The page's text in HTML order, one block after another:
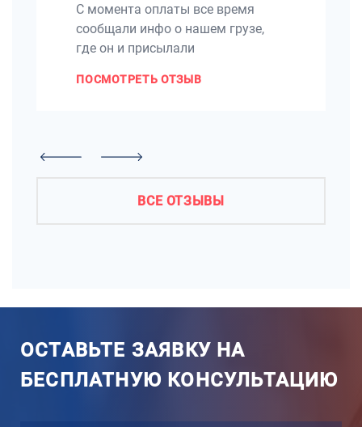
С момента оплаты все время
сообщали инфо о нашем грузе,
где он и присылали
ПОСМОТРЕТЬ ОТЗЫВ
ВСЕ ОТЗЫВЫ
ОСТАВЬТЕ ЗАЯВКУ НА
БЕСПЛАТНУЮ КОНСУЛЬТАЦИЮ